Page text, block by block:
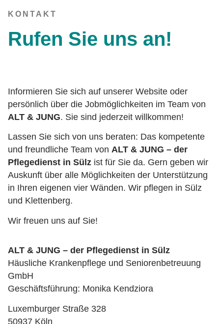
KONTAKT
Rufen Sie uns an!
Informieren Sie sich auf unserer Website oder
persönlich über die Jobmöglichkeiten im Team von
ALT & JUNG. Sie sind jederzeit willkommen!
Lassen Sie sich von uns beraten: Das kompetente
und freundliche Team von ALT & JUNG – der
Pflegedienst in Sülz ist für Sie da. Gern geben wir
Auskunft über alle Möglichkeiten der Unterstützung
in Ihren eigenen vier Wänden. Wir pflegen in Sülz
und Klettenberg.
Wir freuen uns auf Sie!
ALT & JUNG – der Pflegedienst in Sülz
Häusliche Krankenpflege und Seniorenbetreuung
GmbH
Geschäftsführung: Monika Kendziora
Luxemburger Straße 328
50937 Köln